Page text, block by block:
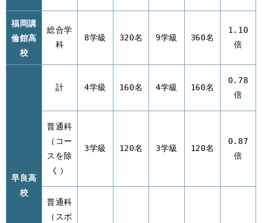
福岡講
倫館高
校
総合学
科
8学級 320名 9学級 360名
1.10
倍
早良高
校
計 4学級 160名 4学級 160名
0.78
倍
普通科
（コー
スを除
く）
3学級 120名 3学級 120名
0.87
倍
普通科
（スポ